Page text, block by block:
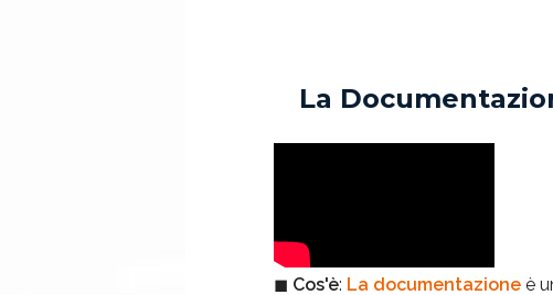
La
◼ Cos'è: La documentazione è